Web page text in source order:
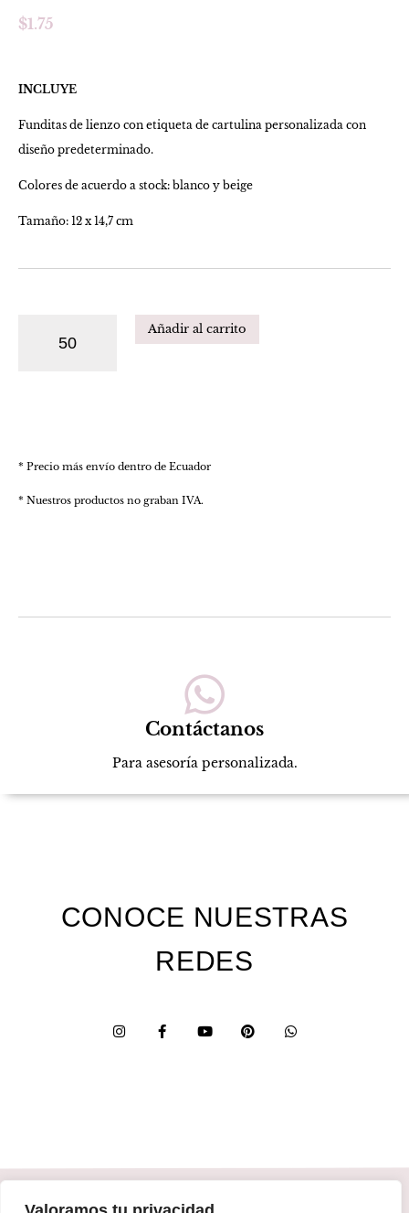
$1.75
INCLUYE
Funditas de lienzo con etiqueta de cartulina personalizada con
diseño predeterminado.
Colores de acuerdo a stock: blanco y beige
Tamaño: 12 x 14,7 cm
Añadir al carrito
* Precio más envío dentro de Ecuador
* Nuestros productos no graban IVA.
Contáctanos
Para asesoría personalizada.
CONOCE NUESTRAS
REDES
Custom Edition